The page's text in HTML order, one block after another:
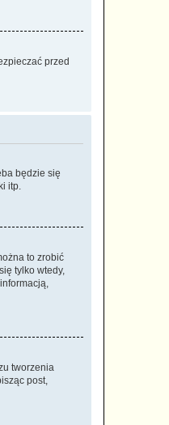
przed
będzie się
itp.
to zrobić
tylko wtedy,
tworzenia
post,